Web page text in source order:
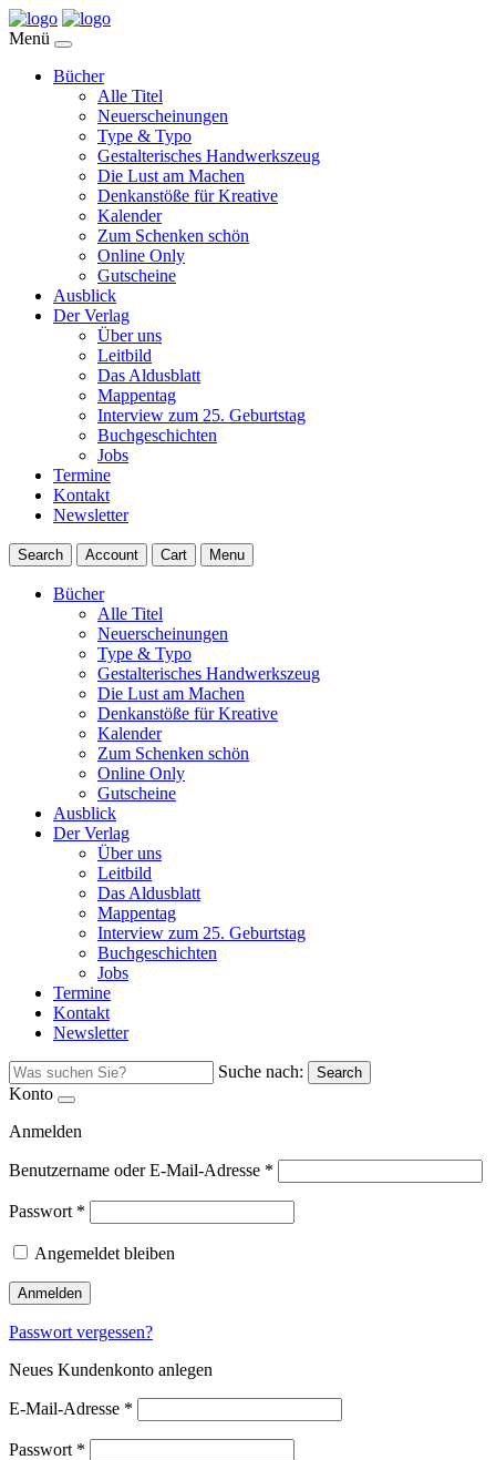
Menü
Bücher
Alle Titel
Neuerscheinungen
Type & Typo
Gestalterisches Handwerkszeug
Die Lust am Machen
Denkanstöße für Kreative
Kalender
Zum Schenken schön
Online Only
Gutscheine
Ausblick
Der Verlag
Über uns
Leitbild
Das Aldusblatt
Mappentag
Interview zum 25. Geburtstag
Buchgeschichten
Jobs
Termine
Kontakt
Newsletter
Search Account Cart Menu
Bücher
Alle Titel
Neuerscheinungen
Type & Typo
Gestalterisches Handwerkszeug
Die Lust am Machen
Denkanstöße für Kreative
Kalender
Zum Schenken schön
Online Only
Gutscheine
Ausblick
Der Verlag
Über uns
Leitbild
Das Aldusblatt
Mappentag
Interview zum 25. Geburtstag
Buchgeschichten
Jobs
Termine
Kontakt
Newsletter
Suche nach: Search
Konto
Anmelden
Benutzername oder E-Mail-Adresse *
Passwort *
Angemeldet bleiben
Anmelden
Passwort vergessen?
Neues Kundenkonto anlegen
E-Mail-Adresse *
Passwort *